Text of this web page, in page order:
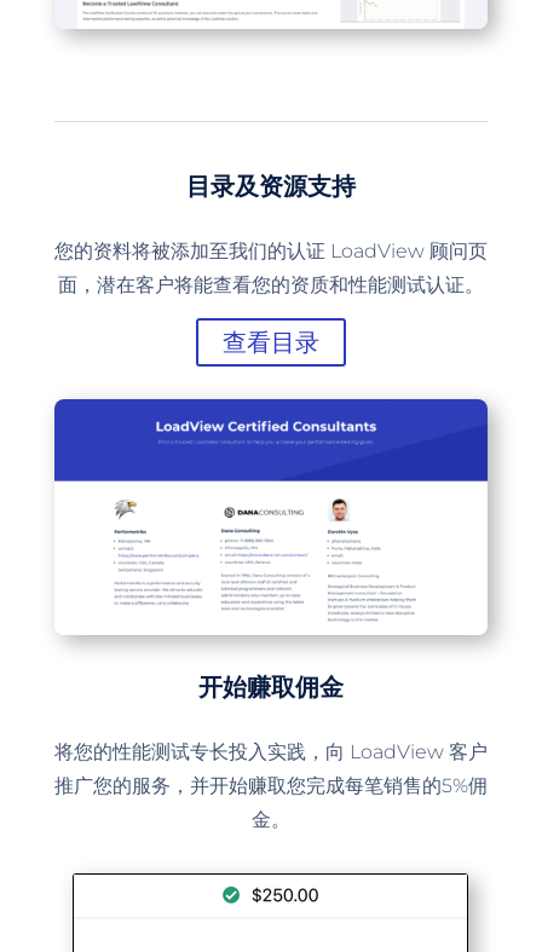
目录及资源支持
您的资料将被添加至我们的认证 LoadView 顾问页
面，潜在客户将能查看您的资质和性能测试认证。
查看目录
开始赚取佣金
将您的性能测试专长投入实践，向 LoadView 客户
推广您的服务，并开始赚取您完成每笔销售的5%佣
金。